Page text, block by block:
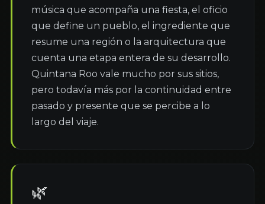
música que acompaña una fiesta, el oficio
que define un pueblo, el ingrediente que
resume una región o la arquitectura que
cuenta una etapa entera de su desarrollo.
Quintana Roo vale mucho por sus sitios,
pero todavía más por la continuidad entre
pasado y presente que se percibe a lo
largo del viaje.
🌿